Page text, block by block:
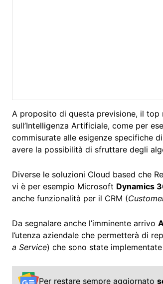
A proposito di questa previsione, il top
sull’Intelligenza Artificiale, come per
commisurate alle esigenze specifiche
avere la possibilità di sfruttare degli
Diverse le soluzioni Cloud based che
vi è per esempio Microsoft Dynamics
anche funzionalità per il CRM (
Da segnalare anche l’imminente arrivo
l’utenza aziendale che permetterà di
a Service) che sono state
Per restare sempre aggiornato